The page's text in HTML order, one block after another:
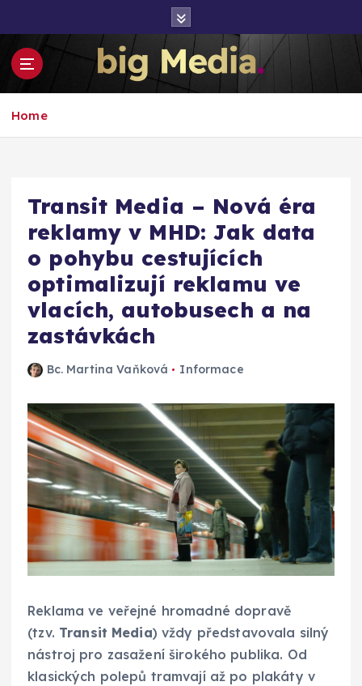
o
Inspirace pro mediální růst a podnikání
Home
Transit Media – Nová éra
reklamy v MHD: Jak data
o pohybu cestujících
optimalizují reklamu ve
vlacích, autobusech a na
zastávkách
Bc. Martina Vaňková Informace
Reklama ve veřejné hromadné dopravě
(tzv. Transit Media) vždy představovala silný
nástroj pro zasažení širokého publika. Od
klasických polepů tramvají až po plakáty v